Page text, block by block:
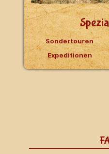
Sondertouren
Expeditionen